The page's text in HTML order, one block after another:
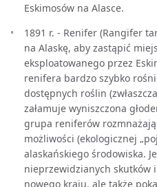
Eskimosów na Alasce.
1891 r. - Renifer (Rangifer
na Alaskę, aby zastąpić
eksploatowanego przez
renifera bardzo szybko
dostępnych roślin
załamuje wyniszczona
grupa reniferów
możliwości (ekologicznej
alaskańskiego środowiska.
nieprzewidzianych
nowego kraju, ale także